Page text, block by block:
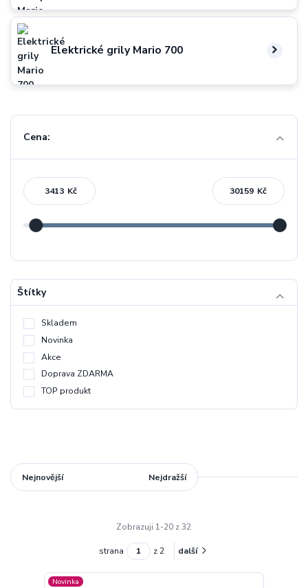
Elektrické grily Mario 700
Cena:
Kč Kč
Štítky
Skladem
Novinka
Akce
Doprava ZDARMA
TOP produkt
Nejnovější Nejdražší
Zobrazuji 1-20 z 32
strana z 2 další
Novinka